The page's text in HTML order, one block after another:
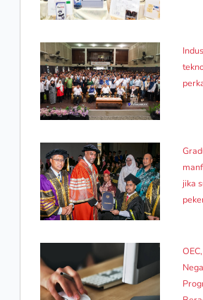
jika